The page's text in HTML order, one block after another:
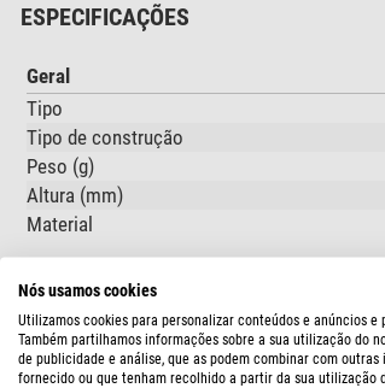
ESPECIFICAÇÕES
Geral
Tipo
Tipo de construção
Peso (g)
Altura (mm)
Material
SEGURANÇA DOS PRODUTOS
Fabricante: Pegasus Astro Co. LTD GR
Nós usamos cookies
Utilizamos cookies para personalizar conteúdos e anúncios e
Também partilhamos informações sobre a sua utilização do
de publicidade e análise, que as podem combinar com
fornecido ou que tenham recolhido a partir da sua utilização